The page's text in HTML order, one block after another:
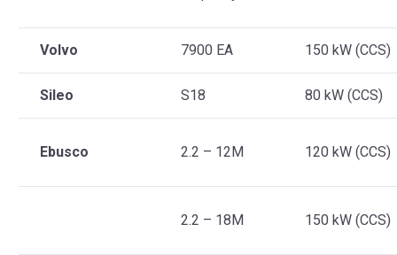
Volvo 7900 EA 150 kW (CCS)
Sileo S18 80 kW (CCS)
Ebusco 2.2 – 12M 120 kW (CCS)
2.2 – 18M 150 kW (CCS)